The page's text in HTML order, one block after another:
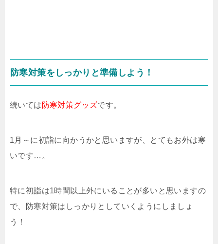
防寒対策をしっかりと準備しよう！
続いては 防寒対策グッズです。
1月～に初詣に向かうかと思いますが、とてもお外は寒
いです…。
特に初詣は1時間以上外にいることが多いと思いますの
で、防寒対策はしっかりとしていくようにしましょ
う！